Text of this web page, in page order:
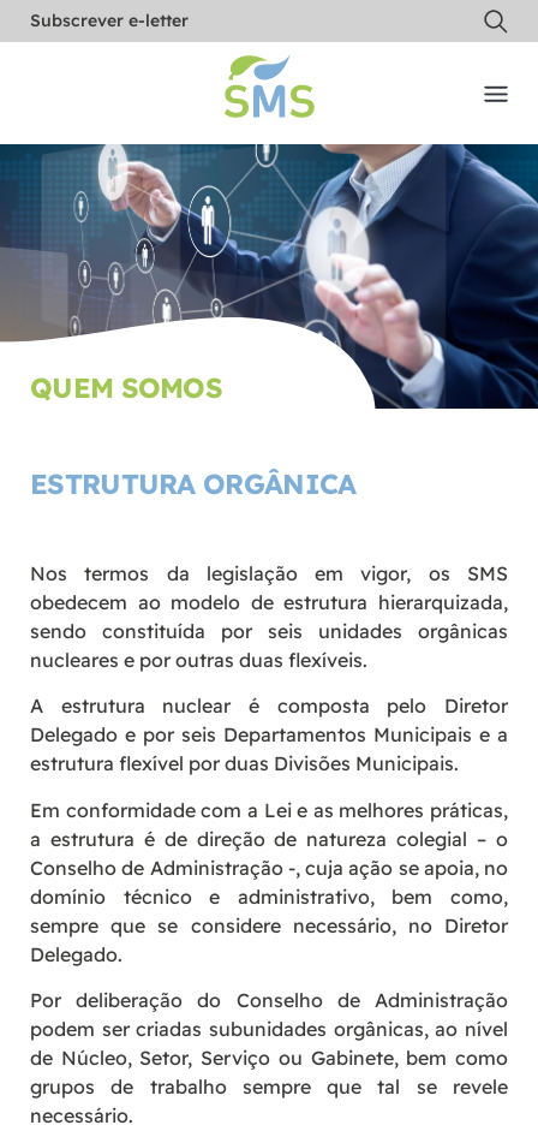
Subscrever e-letter
QUEM SOMOS
ESTRUTURA ORGÂNICA
Nos termos da legislação em vigor, os SMS
obedecem ao modelo de estrutura hierarquizada,
sendo constituída por seis unidades orgânicas
nucleares e por outras duas flexíveis.
A estrutura nuclear é composta pelo Diretor
Delegado e por seis Departamentos Municipais e a
estrutura flexível por duas Divisões Municipais.
Em conformidade com a Lei e as melhores práticas,
a estrutura é de direção de natureza colegial – o
Conselho de Administração -, cuja ação se apoia, no
domínio técnico e administrativo, bem como,
sempre que se considere necessário, no Diretor
Delegado.
Por deliberação do Conselho de Administração
podem ser criadas subunidades orgânicas, ao nível
de Núcleo, Setor, Serviço ou Gabinete, bem como
grupos de trabalho sempre que tal se revele
necessário.